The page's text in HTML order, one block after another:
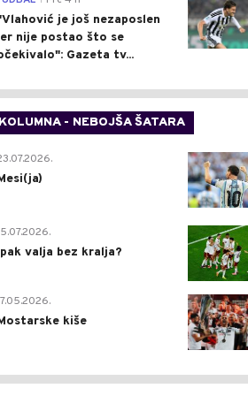
je još nezaposlen
nije postao što se
Gazeta tv...
KOLUMNA - NEBOJŠA ŠATARA
valja bez kralja?
kiše